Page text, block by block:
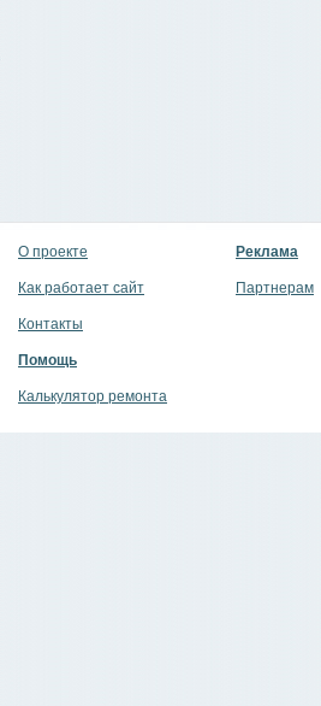
О проекте
Как работает сайт
Контакты
Помощь
Калькулятор ремонта
Реклама
Партнерам